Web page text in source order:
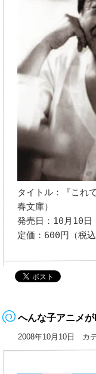
タイトル：『これ
春文庫）
発売日：10月10日
定価：600円（税込
へんな子アニメ
2008年10月10日 カ